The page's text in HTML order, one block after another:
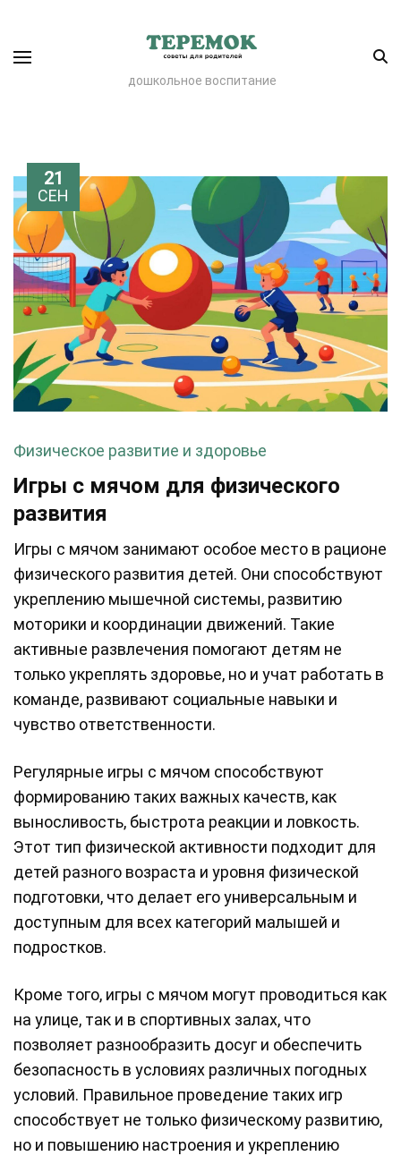
дошкольное воспитание
21
СЕН
Физическое развитие и здоровье
Игры с мячом для физического
развития
Игры с мячом занимают особое место в рационе
физического развития детей. Они способствуют
укреплению мышечной системы, развитию
моторики и координации движений. Такие
активные развлечения помогают детям не
только укреплять здоровье, но и учат работать в
команде, развивают социальные навыки и
чувство ответственности.
Регулярные игры с мячом способствуют
формированию таких важных качеств, как
выносливость, быстрота реакции и ловкость.
Этот тип физической активности подходит для
детей разного возраста и уровня физической
подготовки, что делает его универсальным и
доступным для всех категорий малышей и
подростков.
Кроме того, игры с мячом могут проводиться как
на улице, так и в спортивных залах, что
позволяет разнообразить досуг и обеспечить
безопасность в условиях различных погодных
условий. Правильное проведение таких игр
способствует не только физическому развитию,
но и повышению настроения и укреплению